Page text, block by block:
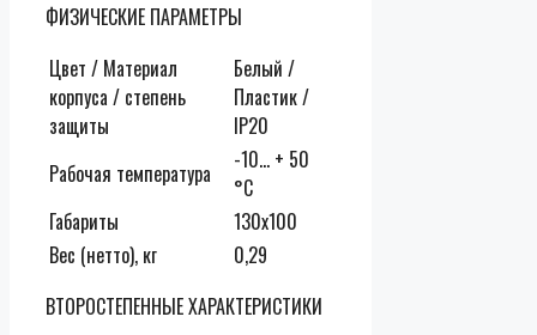
ФИЗИЧЕСКИЕ ПАРАМЕТРЫ
Цвет / Материал
корпуса / степень
защиты
Белый /
Пластик /
IP20
Рабочая температура
-10… + 50
°С
Габариты
130х100
Вес (нетто), кг
0,29
ВТОРОСТЕПЕННЫЕ ХАРАКТЕРИСТИКИ